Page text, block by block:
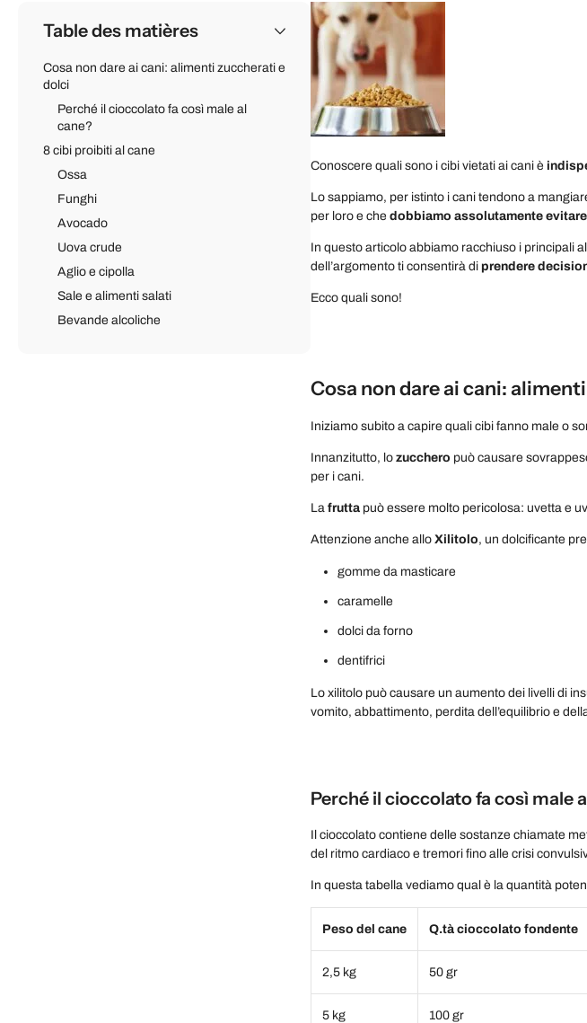
Table des matières
Cosa non dare ai cani: alimenti zuccherati e
dolci
Perché il cioccolato fa così male al
cane?
8 cibi proibiti al cane
Ossa
Funghi
Avocado
Uova crude
Aglio e cipolla
Sale e alimenti salati
Bevande alcoliche
Conoscere quali sono i cibi vietati ai cani è
Lo sappiamo, per istinto i cani tendono a
per loro e che dobbiamo assolutamente
In questo articolo abbiamo racchiuso i principali
dell’argomento ti consentirà di prendere
Ecco quali sono!
Cosa non dare ai cani:
Iniziamo subito a capire quali cibi fanno male o
Innanzitutto, lo zucchero può causare
per i cani.
La frutta può essere molto pericolosa: uvetta e
Attenzione anche allo Xilitolo, un dolcificante
gomme da masticare
caramelle
dolci da forno
dentifrici
Lo xilitolo può causare un aumento dei livelli di
vomito, abbattimento, perdita dell’equilibrio e
Perché il cioccolato fa così male
Il cioccolato ​​contiene delle sostanze chiamate
del ritmo cardiaco e tremori fino alle crisi
In questa tabella vediamo qual è la quantità
Peso del cane Q.tà cioccolato fondente
2,5 kg 50 gr
5 kg 100 gr